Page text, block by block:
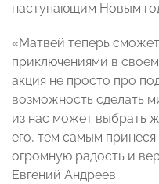
наступающим Новым
«Матвей теперь
приключениями в
акция не просто про
возможность сделать
из нас может выбрать
его, тем самым
огромную радость и
Евгений Андреев.